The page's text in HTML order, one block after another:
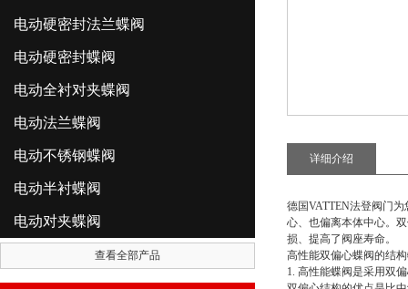
电动硬密封法兰蝶阀
电动硬密封蝶阀
电动全衬对夹蝶阀
电动法兰蝶阀
电动不锈钢蝶阀
电动半衬蝶阀
电动对夹蝶阀
查看全部产品
详细介绍
德国VATTEN法登阀门
心、也偏离本体中心。
损、提高了阀座寿命。
高性能双偏心蝶阀的结
1. 高性能蝶阀是采用双